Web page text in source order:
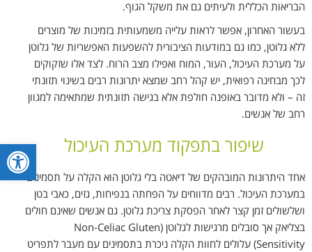
הבריאות הכללית ולעיתים גם את משקל הגוף.
בעשור האחרון, אפשר לראות עלייה משמעותית בזמינות של מוצרים
ללא גלוטן, כמו גם במודעות הציבורית להשפעות האפשריות של גלוטן
על מערכת העיכול, העור, המוח ואפילו מצב הרוח. לצד אלו שזקוקים
לכך מבחינה רפואית, יש קהל רחב שמצא יתרונות רבים בשינוי תזונתי
זה – ולא מדובר באופנה חולפת אלא בגישה תזונתית שמתאימה למגוון
רחב של אנשים.
שיפור בתפקוד מערכת העיכול
אחד היתרונות המובהקים של דיאטה בלי גלוטן הוא הקלה על תסמינים
במערכת העיכול. רבים מדווחים על הפחתה בנפיחות, גזים, כאבי בטן
ושלשולים זמן קצר לאחר הפסקת צריכת גלוטן. גם אנשים שאינם חולים
בצליאק אך סובלים מרגישות לגלוטן (Non-Celiac Gluten
Sensitivity) עלולים לחוות הקלה ניכרת בתסמינים עם מעבר לתפריט
פתח